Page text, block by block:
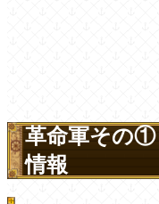
革命軍その①
情報